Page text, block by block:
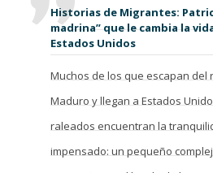
Historias de Migrantes:
madrina” que le cambia la
Estados Unidos
Muchos de los que escapan del
Maduro y llegan a Estados
raleados encuentran la
impensado: un pequeño